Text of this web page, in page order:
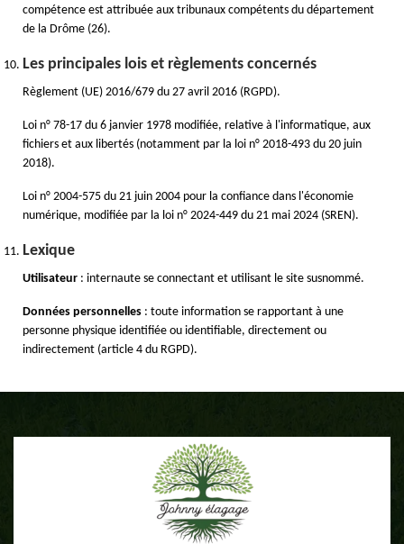
compétence est attribuée aux tribunaux compétents du département
de la Drôme (26).
Les principales lois et règlements concernés
Règlement (UE) 2016/679 du 27 avril 2016 (RGPD).
Loi n° 78-17 du 6 janvier 1978 modifiée, relative à l'informatique, aux
fichiers et aux libertés (notamment par la loi n° 2018-493 du 20 juin
2018).
Loi n° 2004-575 du 21 juin 2004 pour la confiance dans l'économie
numérique, modifiée par la loi n° 2024-449 du 21 mai 2024 (SREN).
Lexique
Utilisateur : internaute se connectant et utilisant le site susnommé.
Données personnelles : toute information se rapportant à une
personne physique identifiée ou identifiable, directement ou
indirectement (article 4 du RGPD).